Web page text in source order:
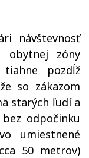
návštevnosť
obytnej zóny
pozdĺž
so zákazom
starých ľudí a
odpočinku
umiestnené
50 metrov)